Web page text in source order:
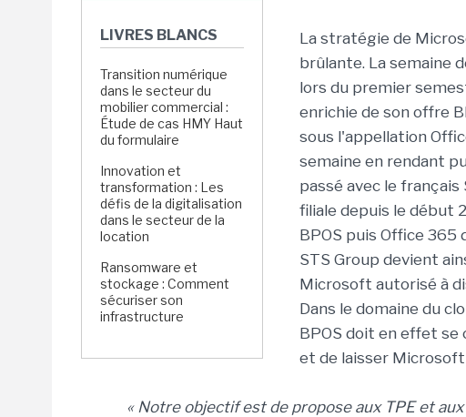
LIVRES BLANCS
Transition numérique
dans le secteur du
mobilier commercial :
Étude de cas HMY Haut
du formulaire
Innovation et
transformation : Les
défis de la digitalisation
dans le secteur de la
location
Ransomware et
stockage : Comment
sécuriser son
infrastructure
La stratégie de
brûlante. La semaine
lors du premier
enrichie de son offre
sous l'appellation
semaine en rendant
passé avec le français
filiale depuis le début
BPOS puis Office 365
STS Group devient
Microsoft autorisé à
Dans le domaine du
BPOS doit en effet
et de laisser
« Notre objectif est de propose aux TPE et